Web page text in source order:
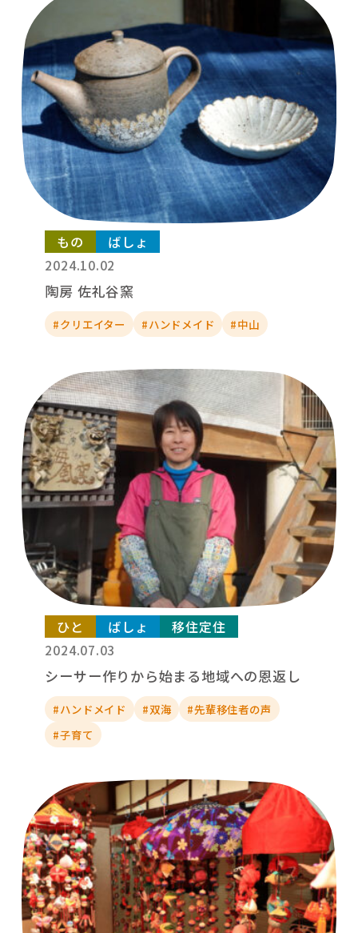
もの ばしょ
2024.10.02
陶房 佐礼谷窯
#クリエイター #ハンドメイド #中山
ひと ばしょ 移住定住
2024.07.03
シーサー作りから始まる地域への恩返し
#ハンドメイド #双海
#先輩移住者の声
#子育て